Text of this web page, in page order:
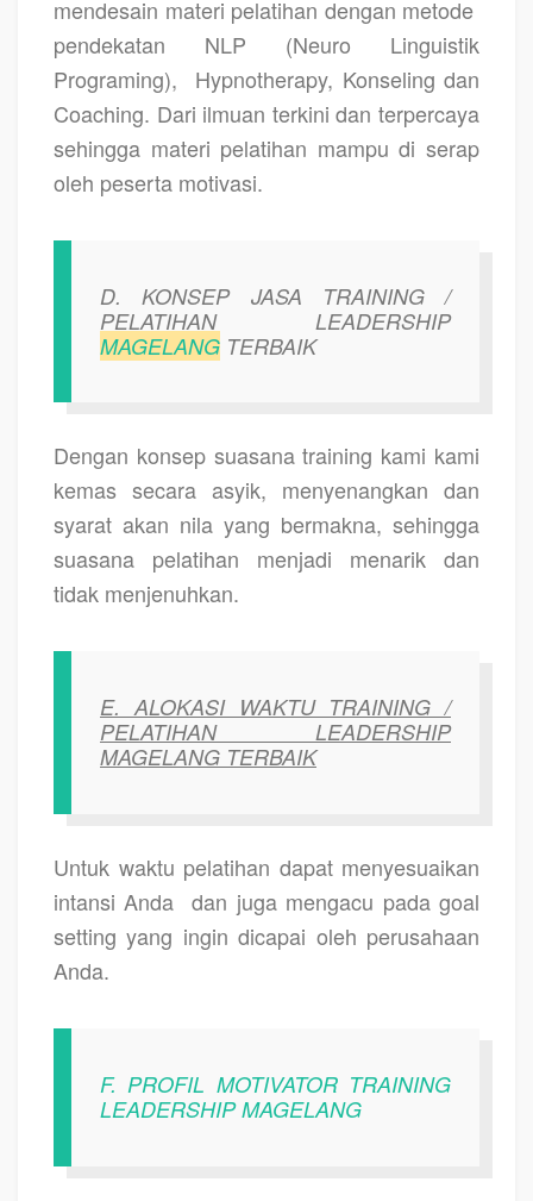
mendesain materi pelatihan dengan metode
pendekatan NLP (Neuro Linguistik
Programing),
Hypnotherapy, Konseling dan
Coaching. Dari ilmuan terkini dan terpercaya
sehingga materi pelatihan mampu di serap
oleh peserta motivasi.
D. KONSEP JASA TRAINING /
PELATIHAN LEADERSHIP
MAGELANG TERBAIK
Dengan konsep suasana training kami kami
kemas secara asyik, menyenangkan dan
syarat akan nila yang bermakna, sehingga
suasana pelatihan menjadi menarik dan
tidak menjenuhkan.
E. ALOKASI WAKTU TRAINING /
PELATIHAN LEADERSHIP
MAGELANG TERBAIK
Untuk waktu pelatihan dapat menyesuaikan
intansi Anda dan juga mengacu pada goal
setting yang ingin dicapai oleh perusahaan
Anda.
F. PROFIL MOTIVATOR TRAINING
LEADERSHIP MAGELANG